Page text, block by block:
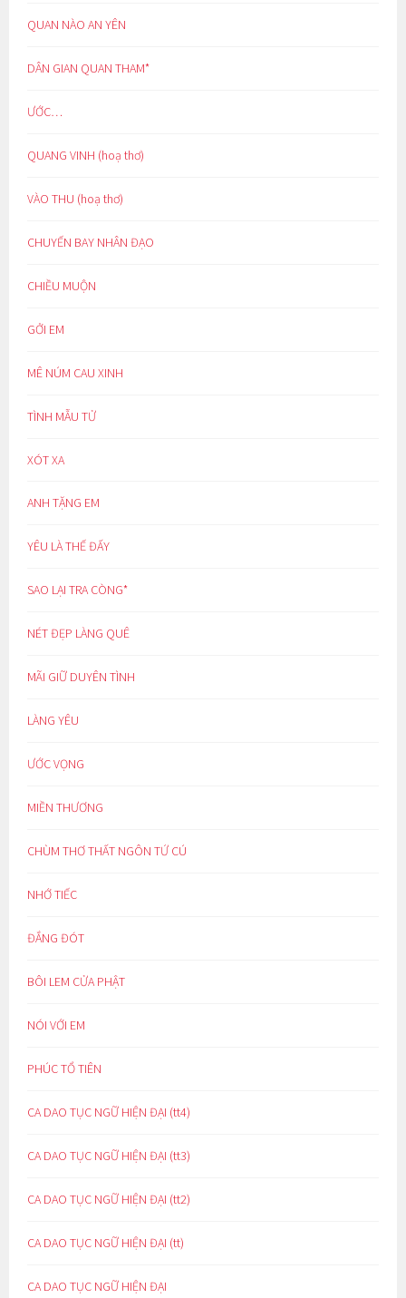
QUAN NÀO AN YÊN
DÂN GIAN QUAN THAM*
ƯỚC…
QUANG VINH (hoạ thơ)
VÀO THU (hoạ thơ)
CHUYẾN BAY NHÂN ĐẠO
CHIỀU MUỘN
GỞI EM
MÊ NÚM CAU XINH
TÌNH MẪU TỬ
XÓT XA
ANH TẶNG EM
YÊU LÀ THẾ ĐẤY
SAO LẠI TRA CÒNG*
NÉT ĐẸP LÀNG QUÊ
MÃI GIỮ DUYÊN TÌNH
LÀNG YÊU
ƯỚC VỌNG
MIỀN THƯƠNG
CHÙM THƠ THẤT NGÔN TỨ CÚ
NHỚ TIẾC
ĐẮNG ĐÓT
BÔI LEM CỬA PHẬT
NÓI VỚI EM
PHÚC TỔ TIÊN
CA DAO TỤC NGỮ HIỆN ĐẠI (tt4)
CA DAO TỤC NGỮ HIỆN ĐẠI (tt3)
CA DAO TỤC NGỮ HIỆN ĐẠI (tt2)
CA DAO TỤC NGỮ HIỆN ĐẠI (tt)
CA DAO TỤC NGỮ HIỆN ĐẠI